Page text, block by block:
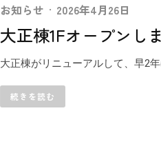
お知らせ · 2026年4月26日
大正棟1Fオープンし
大正棟がリニューアルして、早2
続きを読む